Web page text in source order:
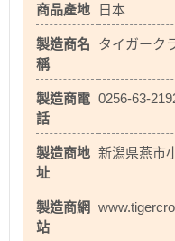
商品產地 日本
製造商名
稱
タイガーク
製造商電
話
0256-63-
製造商地
址
新潟県燕市
製造商網
站